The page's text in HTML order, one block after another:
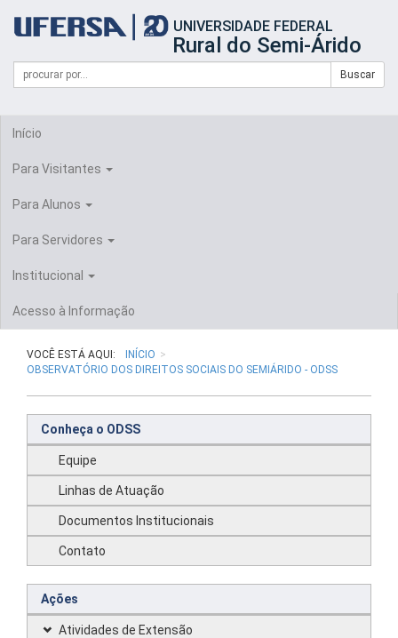
portal
UFERSA
UNIVERSIDADE FEDERAL
Rural do Semi-Árido
Formulário
Busca
Campo
de
Buscar
Início
Para Visitantes
Para Alunos
Para Servidores
Institucional
Acesso à Informação
VOCÊ ESTÁ AQUI:
INÍCIO
OBSERVATÓRIO DOS DIREITOS SOCIAIS DO SEMIÁRIDO - ODSS
Conheça o ODSS
Equipe
Linhas de Atuação
Documentos Institucionais
Contato
Ações
Atividades de Extensão